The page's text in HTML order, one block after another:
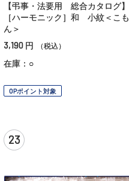
【弔事・法要用 総合カタログ】
［ハーモニック］和 小紋＜こも
ん＞
3,190 円 （税込）
在庫：○
OPポイント対象
23